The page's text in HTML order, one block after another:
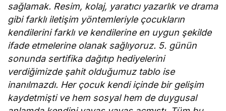
sağlamak. Resim, kolaj, yaratıcı yazarlık ve drama
gibi farklı iletişim yöntemleriyle çocukların
kendilerini farklı ve kendilerine en uygun şekilde
ifade etmelerine olanak sağlıyoruz. 5. günün
sonunda sertifika dağıtıp hediyelerini
verdiğimizde şahit olduğumuz tablo ise
inanılmazdı. Her çocuk kendi içinde bir gelişim
kaydetmişti ve hem sosyal hem de duygusal